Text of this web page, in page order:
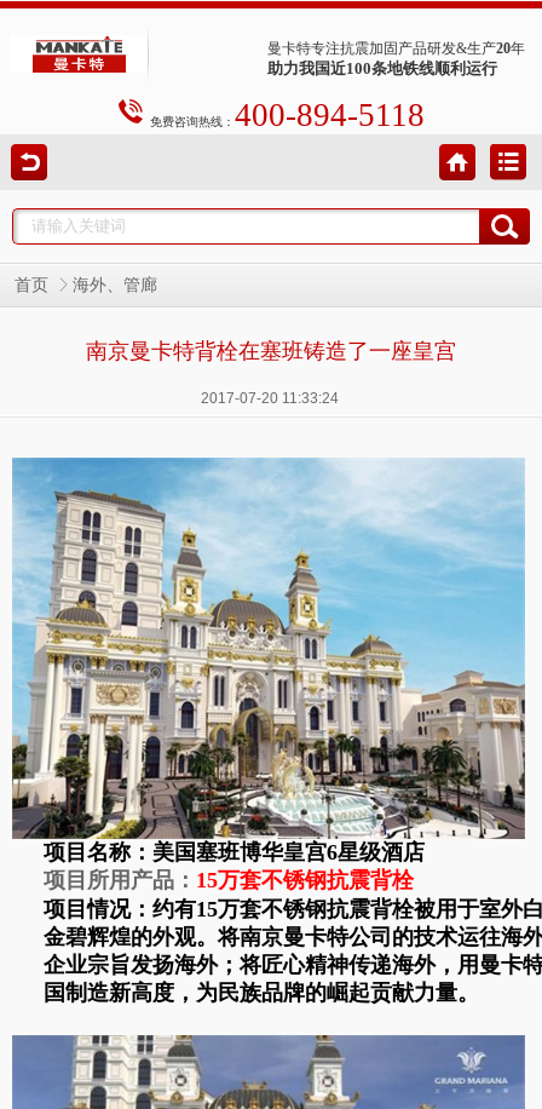
曼卡特专注抗震加固产品研发&生产20年
助力我国近100条地铁线顺利运行
免费咨询热线： 400-894-5118
首页 海外、管廊
南京曼卡特背栓在塞班铸造了一座皇宫
2017-07-20 11:33:24
项目名称：美国塞班博华皇宫6星级酒店
项目所用产品： 15万套不锈钢抗震背栓
项目情况： 约有15万套不锈钢抗震背栓被用于室外
金碧辉煌的外观。将南京曼卡特公司的技术运往海
企业宗旨发扬海外；将匠心精神传递海外，用曼卡
国制造新高度，为民族品牌的崛起贡献力量。